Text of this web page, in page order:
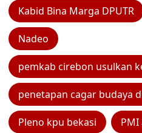
Kabid Bina Marga DPUTR
Nadeo
pemkab cirebon usulkan
penetapan cagar budaya
Pleno kpu bekasi PMI